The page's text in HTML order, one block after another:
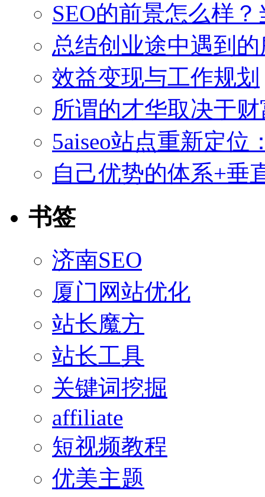
SEO的前景怎么样
总结创业途中遇到
效益变现与工作规划
所谓的才华取决于
5aiseo站点重新定位
自己优势的体系+垂
书签
济南SEO
厦门网站优化
站长魔方
站长工具
关键词挖掘
affiliate
短视频教程
优美主题